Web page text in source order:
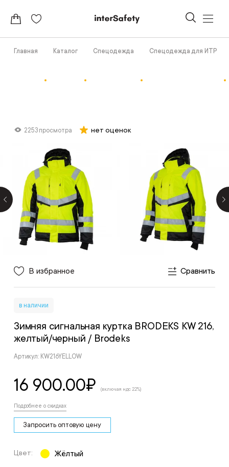
Главная Каталог Спецодежда Спецодежда для ИТР
2253 просмотра нет оценок
В избранное Сравнить
в наличии
Зимняя сигнальная куртка BRODEKS KW 216,
желтый/черный / Brodeks
Артикул: KW216YELLOW
16 900.00₽ (включая ндс 22%)
Подробнее о скидках
Запросить оптовую цену
Цвет: Жёлтый